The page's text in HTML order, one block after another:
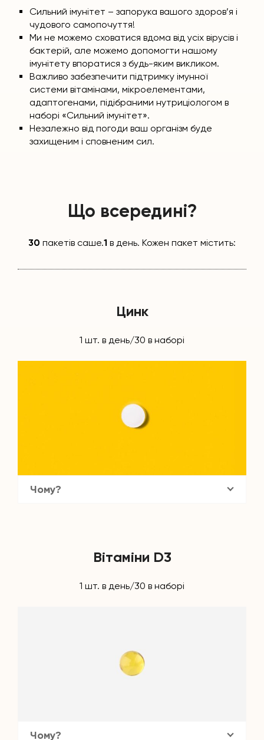
Сильний імунітет – запорука вашого здоров’я і
чудового самопочуття!
Ми не можемо сховатися вдома від усіх вірусів і
бактерій, але можемо допомогти нашому
імунітету впоратися з будь-яким викликом.
Важливо забезпечити підтримку імунної
системи вітамінами, мікроелементами,
адаптогенами, підібраними нутриціологом в
наборі «Сильний імунітет».
Незалежно від погоди ваш організм буде
захищеним і сповненим сил.
Що всередині?
30 пакетів саше.1 в день. Кожен пакет містить:
Цинк
1 шт. в день/30 в наборі
Чому?
Вітаміни D3
1 шт. в день/30 в наборі
Чому?